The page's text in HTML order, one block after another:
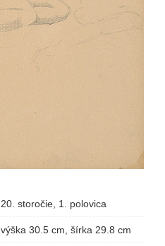
20. storočie, 1. polovica
výška 30.5 cm, šírka 29.8 cm